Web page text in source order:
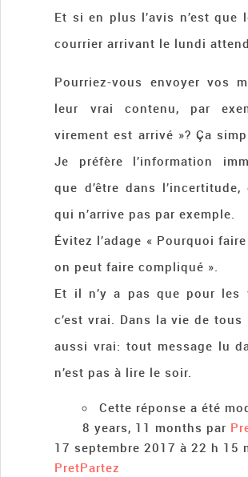
Et si en plus l’avis n’est que
courrier arrivant le lundi
Pourriez-vous envoyer vos
leur vrai contenu, par
virement est arrivé »? Ça
Je préfère l’information
que d’être dans l’incertitude,
qui n’arrive pas par exemple.
Évitez l’adage « Pourquoi
on peut faire compliqué ».
Et il n’y a pas que pour les
c’est vrai. Dans la vie de tous
aussi vrai: tout message lu
n’est pas à lire le soir.
Cette réponse a été
8 years, 11 months par
17 septembre 2017 à 22 h 15
PretPartez